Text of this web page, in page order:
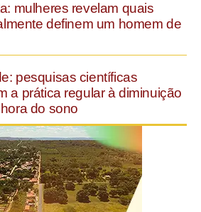
mulheres revelam quais
definem um homem de
pesquisas científicas
a prática regular à diminuição
do sono